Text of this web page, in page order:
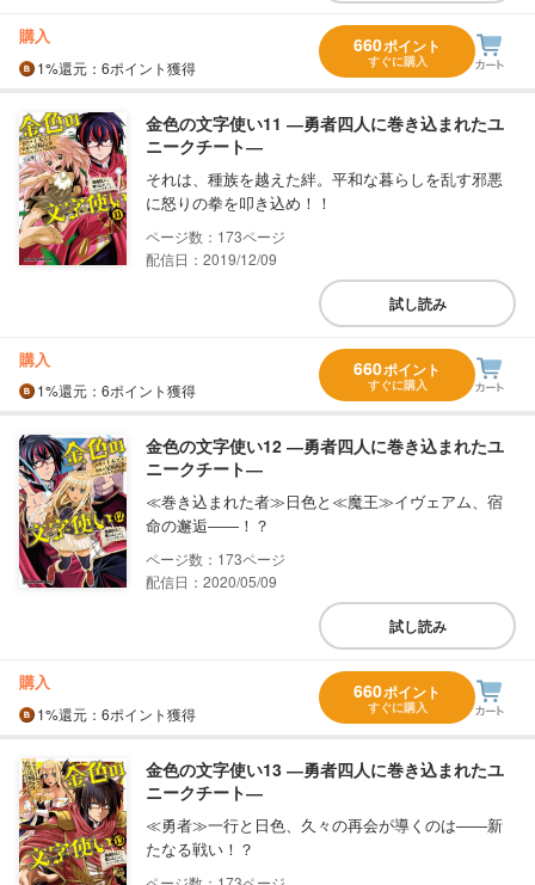
購入
1%還元 ：6ポイント獲得
660ポイント
すぐに購入
金色の文字使い11 ―勇者四人に巻き込まれたユ
ニークチート―
それは、種族を越えた絆。平和な暮らしを乱す邪悪
に怒りの拳を叩き込め！！
173
配信日：2019/12/09
試し読み
購入
1%還元 ：6ポイント獲得
660ポイント
すぐに購入
金色の文字使い12 ―勇者四人に巻き込まれたユ
ニークチート―
≪巻き込まれた者≫日色と≪魔王≫イヴェアム、宿
命の邂逅――！？
173
配信日：2020/05/09
試し読み
購入
1%還元 ：6ポイント獲得
660ポイント
すぐに購入
金色の文字使い13 ―勇者四人に巻き込まれたユ
ニークチート―
≪勇者≫一行と日色、久々の再会が導くのは――新
たなる戦い！？